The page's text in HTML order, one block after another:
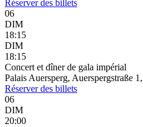
Réserverdes billets
06
DIM
18:15
DIM
18:15
Concert et dîner de gala impérial
Palais Auersperg, Auerspergstraße
Réserverdes billets
06
DIM
20:00